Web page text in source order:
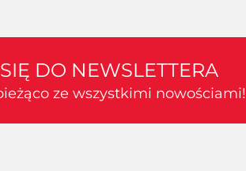
DO NEWSLETTERA
ze wszystkimi nowościami!